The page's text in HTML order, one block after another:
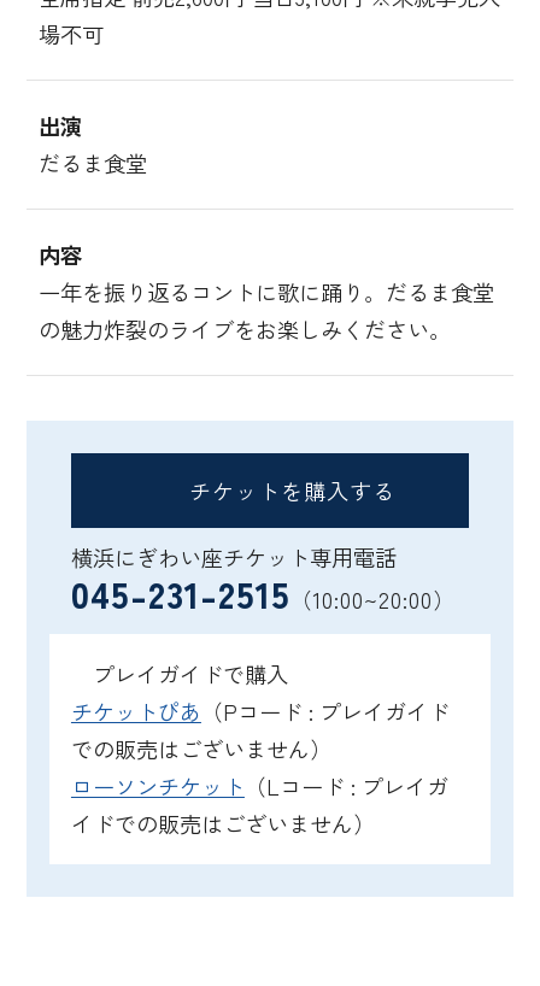
場不可
出演
だるま食堂
内容
一年を振り返るコントに歌に踊り。だるま食堂
の魅力炸裂のライブをお楽しみください。
チケットを購入する
横浜にぎわい座チケット専用電話
045-231-2515 （10:00~20:00）
プレイガイドで購入
チケットぴあ （Pコード : プレイガイド
での販売はございません）
ローソンチケット （Lコード : プレイガ
イドでの販売はございません）